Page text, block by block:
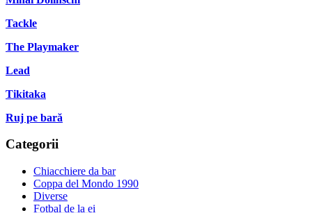
Tackle
The Playmaker
Lead
Tikitaka
Ruj pe bară
Categorii
Chiacchiere da bar
Coppa del Mondo 1990
Diverse
Fotbal de la ei